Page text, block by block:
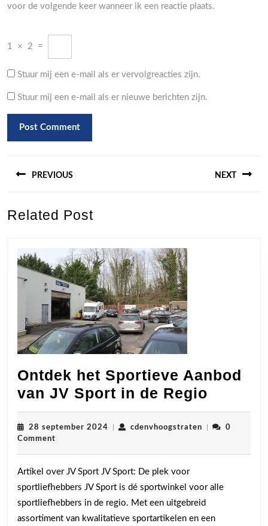
voor de volgende keer wanneer ik een reactie plaats.
1 × 2 =
Stuur mij een e-mail als er vervolgreacties zijn.
Stuur mij een e-mail als er nieuwe berichten zijn.
PREVIOUS
post:
NEXT
Related Post
Ontdek het Sportieve Aanbod
van JV Sport in de Regio
het
JV
in
28 september 2024 28
cdenvhoogstraten
0
Comment
Artikel over JV Sport JV Sport: De plek voor
sportliefhebbers JV Sport is dé sportwinkel voor alle
sportliefhebbers in de regio. Met een uitgebreid
assortiment van kwalitatieve sportartikelen en een